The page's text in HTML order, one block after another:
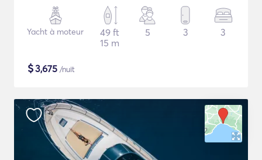
Yacht à moteur
49 ft
15 m
5 3 3
$3,675 /nuit